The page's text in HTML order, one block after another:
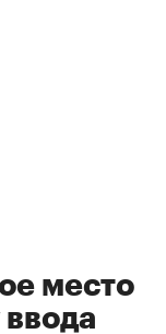
место